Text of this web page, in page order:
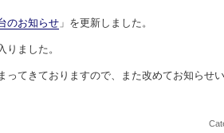
のお知らせ 」を更新しました。
りました。
ってきておりますので、また改めてお知らせ